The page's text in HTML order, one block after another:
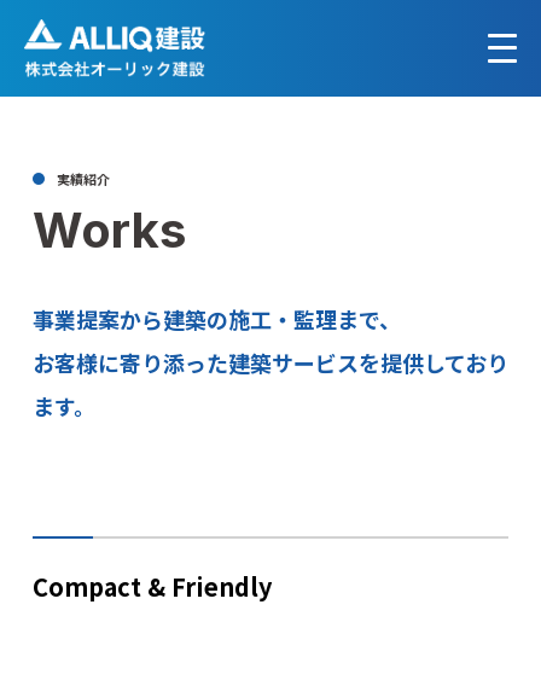
実績紹介
Works
事業提案から建築の施工・監理まで、
お客様に寄り添った建築サービスを提供しており
ます。
Compact & Friendly